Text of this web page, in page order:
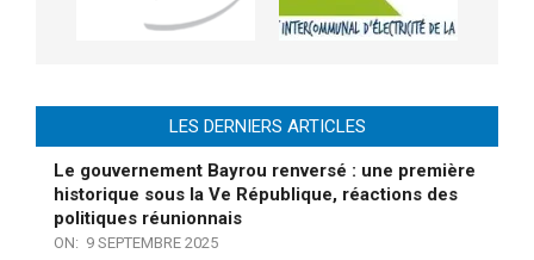
LES DERNIERS ARTICLES
Le gouvernement Bayrou renversé : une première
historique sous la Ve République, réactions des
politiques réunionnais
ON: 9 SEPTEMBRE 2025